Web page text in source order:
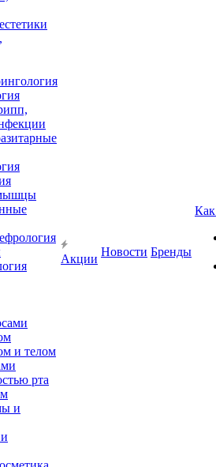
и телом
рта
Акции
Новости Бренды